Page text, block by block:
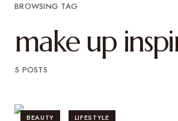
BROWSING TAG
make up
5 POSTS
BEAUTY LIFESTYLE